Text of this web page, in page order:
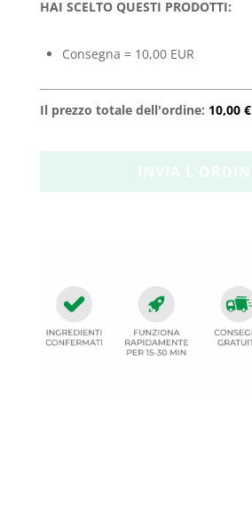
HAI SCELTO QUESTI PRODOTTI:
Consegna = 10,00 EUR
Il prezzo totale dell'ordine: 10,00 €